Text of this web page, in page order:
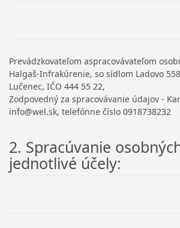
Prevádzkovateľom aspracovávateľom
Halgaš-Infrakúrenie, so sídlom Ladovo
Lučenec, IČO 444 55 22,
Zodpovedný za spracovávanie údajov -
info@wel.sk, telefónne číslo 0918738232
2. Spracúvanie
jednotlivé účely: